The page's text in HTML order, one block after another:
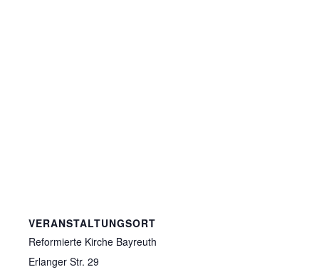
VERANSTALTUNGSORT
Reformierte Kirche Bayreuth
Erlanger Str. 29